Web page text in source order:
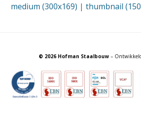
medium (300x169) |thumbnail
© 2026 Hofman Staalbouw–